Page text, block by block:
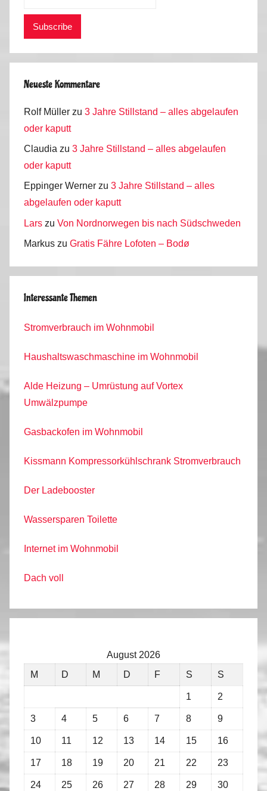
Neueste Kommentare
Rolf Müller zu 3 Jahre Stillstand – alles abgelaufen
oder kaputt
Claudia zu 3 Jahre Stillstand – alles abgelaufen
oder kaputt
Eppinger Werner zu 3 Jahre Stillstand – alles
abgelaufen oder kaputt
Lars zu Von Nordnorwegen bis nach Südschweden
Markus zu Gratis Fähre Lofoten – Bodø
Interessante Themen
Stromverbrauch im Wohnmobil
Haushaltswaschmaschine im Wohnmobil
Alde Heizung – Umrüstung auf Vortex
Umwälzpumpe
Gasbackofen im Wohnmobil
Kissmann Kompressorkühlschrank Stromverbrauch
Der Ladebooster
Wassersparen Toilette
Internet im Wohnmobil
Dach voll
August 2026
M
D M D F S S
1 2
3 4 5 6 7 8 9
10 11 12 13 14 15 16
17 18 19 20 21 22 23
24 25 26 27 28 29 30